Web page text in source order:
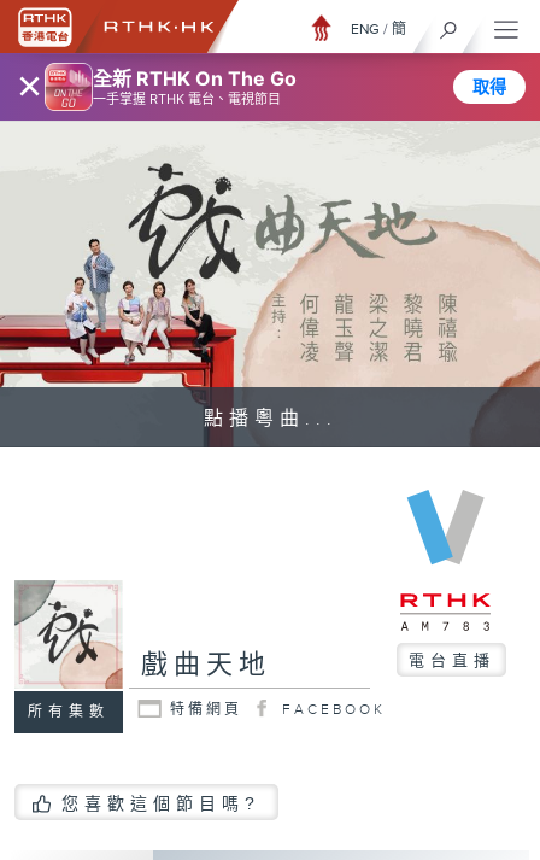
× 全新 RTHK On The Go
一手掌握 RTHK 電台、電視節目
取得
ENG / 簡
點播粵曲...
所有集數
戲曲天地 電台直播
特備網頁 FACEBOOK
您喜歡這個節目嗎?